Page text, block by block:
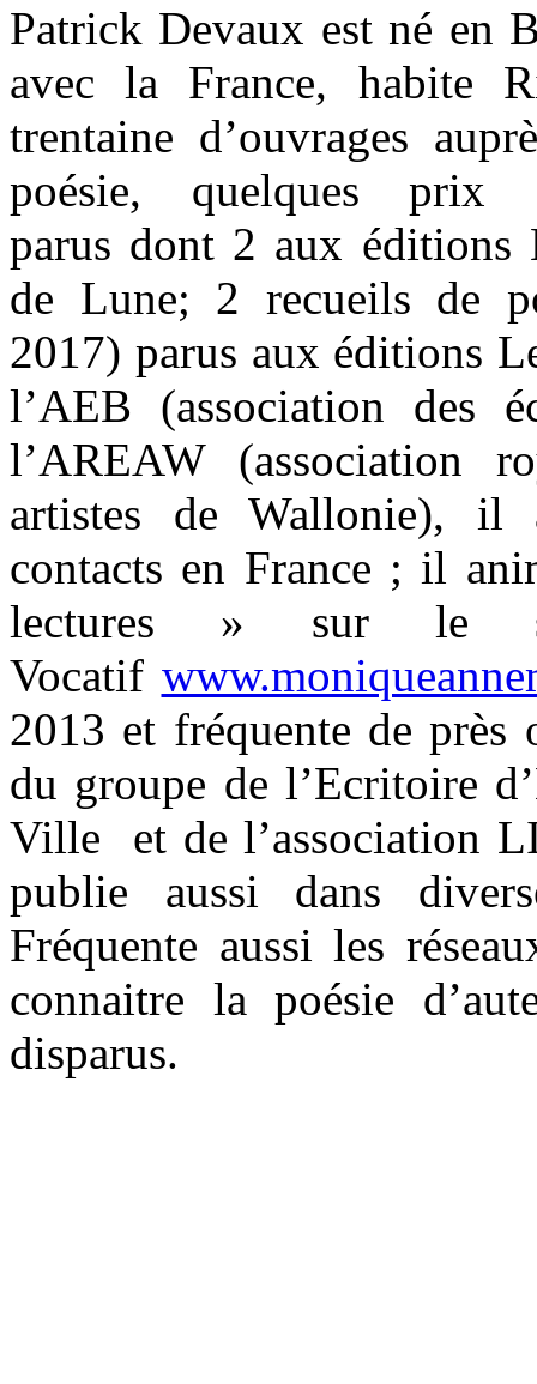
Patrick Devaux est né en
avec la France, habite
trentaine d’ouvrages
poésie, quelques prix
parus dont 2 aux éditions
de Lune; 2 recueils de
2017) parus aux éditions
l’AEB (association des
l’AREAW (association
artistes de Wallonie), il
contacts en France ; il
lectures » sur le
Vocatif
2013 et fréquente de
du groupe de l’Ecritoire
Ville et de l’association
publie aussi dans
Fréquente aussi les
connaitre la poésie
disparus.